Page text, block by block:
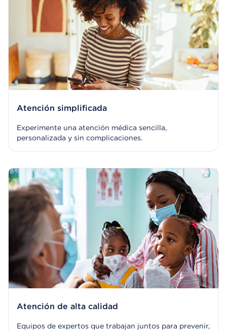
Atención simplificada
Experimente una atención médica sencilla,
personalizada y sin complicaciones.
Atención de alta calidad
Equipos de expertos que trabajan juntos para prevenir,